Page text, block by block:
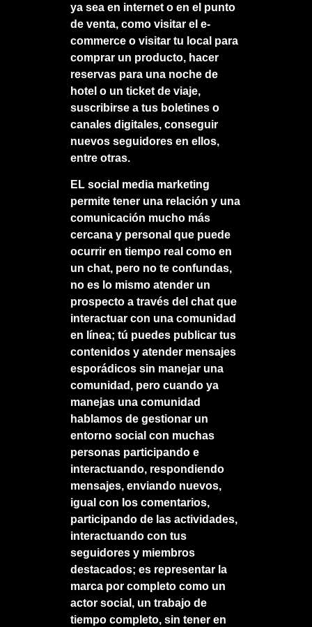
ya sea en internet o en el punto
de venta, como visitar el e-
commerce o visitar tu local para
comprar un producto, hacer
reservas para una noche de
hotel o un ticket de viaje,
suscribirse a tus boletines o
canales digitales, conseguir
nuevos seguidores en ellos,
entre otras.
EL social media marketing
permite tener una relación y una
comunicación mucho más
cercana y personal que puede
ocurrir en tiempo real como en
un chat, pero no te confundas,
no es lo mismo atender un
prospecto a través del chat que
interactuar con una comunidad
en línea; tú puedes publicar tus
contenidos y atender mensajes
esporádicos sin manejar una
comunidad, pero cuando ya
manejas una comunidad
hablamos de gestionar un
entorno social con muchas
personas participando e
interactuando, respondiendo
mensajes, enviando nuevos,
igual con los comentarios,
participando de las actividades,
interactuando con tus
seguidores y miembros
destacados; es representar la
marca por completo como un
actor social, un trabajo de
tiempo completo, sin tener en